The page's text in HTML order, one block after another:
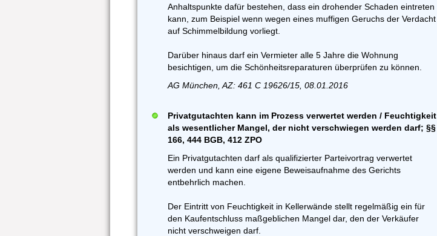
Anhaltspunkte dafür bestehen, dass ein drohender Schaden eintreten
kann, zum Beispiel wenn wegen eines muffigen Geruchs der Verdacht
auf Schimmelbildung vorliegt.
Darüber hinaus darf ein Vermieter alle 5 Jahre die Wohnung
besichtigen, um die Schönheitsreparaturen überprüfen zu können.
AG München, AZ: 461 C 19626/15, 08.01.2016
Privatgutachten kann im Prozess verwertet werden / Feuchtigkeit
als wesentlicher Mangel, der nicht verschwiegen werden darf; §§
166, 444 BGB, 412 ZPO
Ein Privatgutachten darf als qualifizierter Parteivortrag verwertet
werden und kann eine eigene Beweisaufnahme des Gerichts
entbehrlich machen.
Der Eintritt von Feuchtigkeit in Kellerwände stellt regelmäßig ein für
den Kaufentschluss maßgeblichen Mangel dar, den der Verkäufer
nicht verschweigen darf.